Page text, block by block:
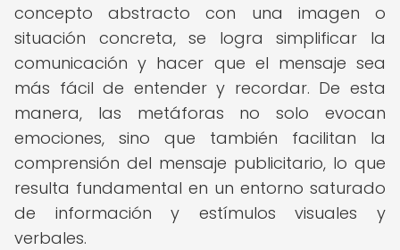
concepto abstracto con una imagen o
situación concreta, se logra simplificar la
comunicación y hacer que el mensaje sea
más fácil de entender y recordar. De esta
manera, las metáforas no solo evocan
emociones, sino que también facilitan la
comprensión del mensaje publicitario, lo que
resulta fundamental en un entorno saturado
de información y estímulos visuales y
verbales.